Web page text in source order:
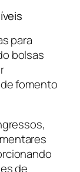
para
bolsas
fomento
de